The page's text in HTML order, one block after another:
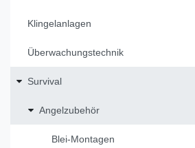
Klingelanlagen
Überwachungstechnik
Survival
Angelzubehör
Blei-Montagen